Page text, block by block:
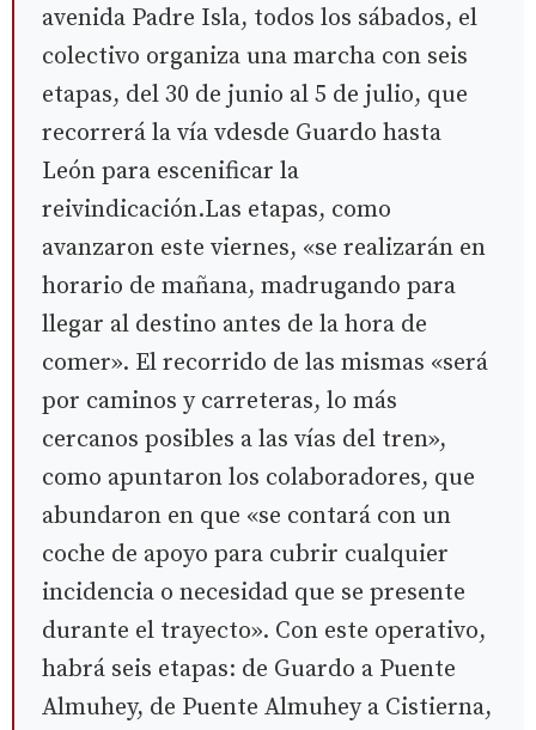
avenida Padre Isla, todos los sábados, el
colectivo organiza una marcha con seis
etapas, del 30 de junio al 5 de julio, que
recorrerá la vía vdesde Guardo hasta
León para escenificar la
reivindicación.Las etapas, como
avanzaron este viernes, «se realizarán en
horario de mañana, madrugando para
llegar al destino antes de la hora de
comer». El recorrido de las mismas «será
por caminos y carreteras, lo más
cercanos posibles a las vías del tren»,
como apuntaron los colaboradores, que
abundaron en que «se contará con un
coche de apoyo para cubrir cualquier
incidencia o necesidad que se presente
durante el trayecto». Con este operativo,
habrá seis etapas: de Guardo a Puente
Almuhey, de Puente Almuhey a Cistierna,